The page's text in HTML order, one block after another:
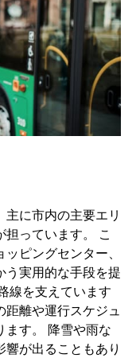
に市内の主要エリ
っています。 こ
ピングセンター、
う実用的な手段を提
線を支えています
距離や運行スケジュ
ます。 降雪や雨な
が出ることもあり